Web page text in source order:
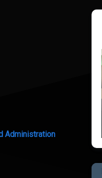
Administration